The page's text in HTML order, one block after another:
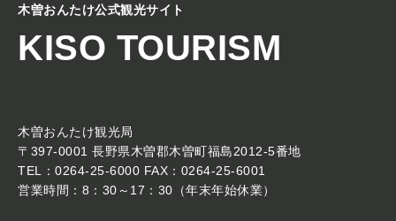
木曽おんたけ公式観光サイト
KISO TOURISM
木曽おんたけ観光局
〒397-0001 長野県木曽郡木曽町福島2012-5番地
TEL：0264-25-6000 FAX：0264-25-6001
営業時間：8：30～17：30（年末年始休業）